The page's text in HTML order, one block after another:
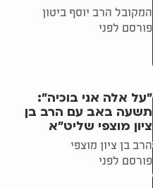
המקובל הרב יוסף ביטון
פורסם לפני
"על אלה אני בוכיה":
תשעה באב עם הרב בן
ציון מוצפי שליט"א
הרב בן ציון מוצפי
פורסם לפני